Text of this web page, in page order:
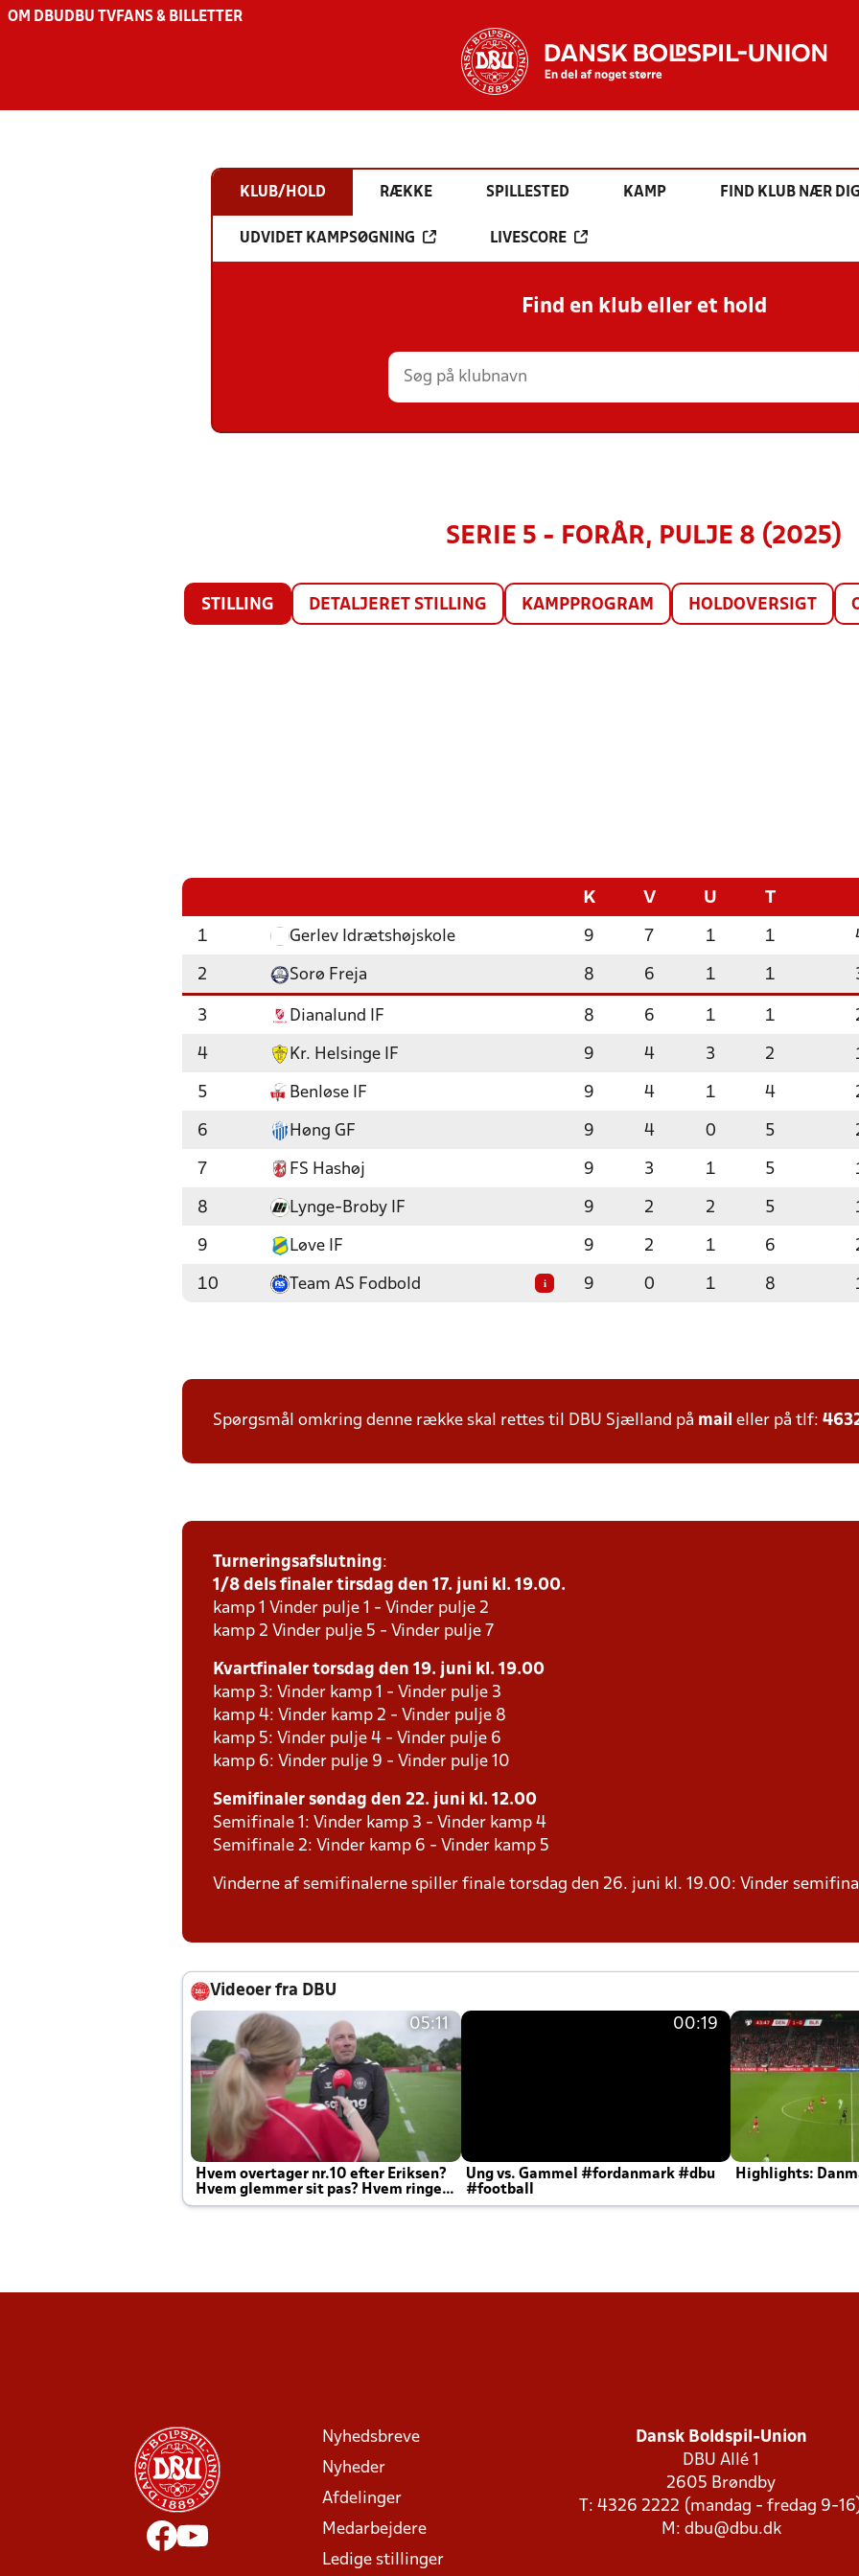
OM DBU DBU TV FANS & BILLETTER
KLUB/HOLD RÆKKE SPILLESTED KAMP FIND KLUB NÆR DIG
UDVIDET KAMPSØGNING LIVESCORE
Find en klub eller et hold
SERIE 5 - FORÅR, PULJE 8 (2025)
STILLING DETALJERET STILLING KAMPPROGRAM HOLDOVERSIGT
K V U T
1 Gerlev Idrætshøjskole 9 7 1 1
2 Sorø Freja 8 6 1 1
3 Dianalund IF 8 6 1 1
4 Kr. Helsinge IF 9 4 3 2
5 Benløse IF 9 4 1 4
6 Høng GF 9 4 0 5
7 FS Hashøj 9 3 1 5
8 Lynge-Broby IF 9 2 2 5
9 Løve IF 9 2 1 6
10 Team AS Fodbold i 9 0 1 8
Spørgsmål omkring denne række skal rettes til DBU Sjælland på mail eller på tlf:
Turneringsafslutning:
1/8 dels finaler tirsdag den 17. juni kl. 19.00.
kamp 1 Vinder pulje 1 - Vinder pulje 2
kamp 2 Vinder pulje 5 - Vinder pulje 7
Kvartfinaler torsdag den 19. juni kl. 19.00
kamp 3: Vinder kamp 1 - Vinder pulje 3
kamp 4: Vinder kamp 2 - Vinder pulje 8
kamp 5: Vinder pulje 4 - Vinder pulje 6
kamp 6: Vinder pulje 9 - Vinder pulje 10
Semifinaler søndag den 22. juni kl. 12.00
Semifinale 1: Vinder kamp 3 - Vinder kamp 4
Semifinale 2: Vinder kamp 6 - Vinder kamp 5
Vinderne af semifinalerne spiller finale torsdag den 26. juni kl. 19.00: Vinder
Videoer fra DBU
05:11
Hvem overtager nr.10 efter Eriksen?
Hvem glemmer sit pas? Hvem ringer
Joachim altid til efter kampe?
00:19
Ung vs. Gammel #fordanmark #dbu
#football
Highlights:
Nyhedsbreve
Nyheder
Afdelinger
Medarbejdere
Ledige stillinger
Dansk Boldspil-Union
DBU Allé 1
2605 Brøndby
T: 4326 2222 (mandag - fredag 9-
M: dbu@dbu.dk